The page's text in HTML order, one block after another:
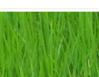
Begini
Saja?”